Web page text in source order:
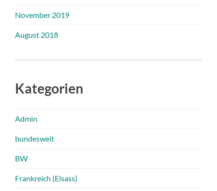
November 2019
August 2018
Kategorien
Admin
bundesweit
BW
Frankreich (Elsass)